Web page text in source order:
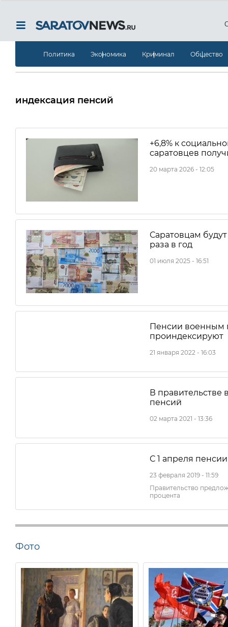
Политика Экономика Криминал Общество
индексация пенсий
+6,8% к
саратовцев
20 марта 2026 - 12:05
Саратовцам
раза в год
01 июля 2025 - 16:51
Пенсии военным
проиндексируют
21 января 2022 - 16:03
В правительстве
пенсий
02 марта 2021 - 13:36
С 1 апреля
23 февраля 2019 - 11:59
Правительство
процента
Фото